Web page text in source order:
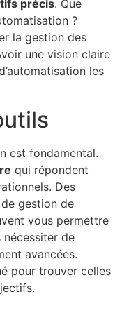
précis. Que
?
la gestion des
une vision claire
les
est fondamental.
qui répondent
Des
gestion de
vous permettre
nécessiter de
avancées.
pour trouver celles